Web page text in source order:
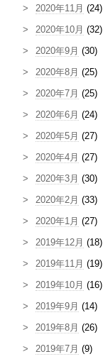
2020年11月 (24)
2020年10月 (32)
2020年9月 (30)
2020年8月 (25)
2020年7月 (25)
2020年6月 (24)
2020年5月 (27)
2020年4月 (27)
2020年3月 (30)
2020年2月 (33)
2020年1月 (27)
2019年12月 (18)
2019年11月 (19)
2019年10月 (16)
2019年9月 (14)
2019年8月 (26)
2019年7月 (9)